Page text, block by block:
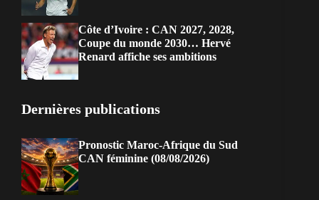
Côte d’Ivoire : CAN 2027, 2028,
Coupe du monde 2030… Hervé
Renard affiche ses ambitions
Dernières publications
Pronostic Maroc-Afrique du Sud
CAN féminine (08/08/2026)